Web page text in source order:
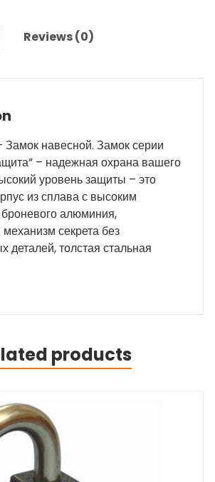
Reviews (0)
навесной. Замок серии
– надежная охрана вашего
уровень защиты – это
из сплава с высоким
алюминия,
секрета без
деталей, толстая стальная
products